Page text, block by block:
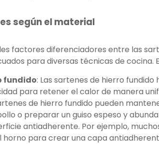
según el material
factores diferenciadores entre las
para diversas técnicas de
fundido: Las sartenes de hierro
para retener el calor de manera
de hierro fundido pueden
o preparar un guiso espeso y
antiadherente. Por ejemplo,
horno para crear una capa